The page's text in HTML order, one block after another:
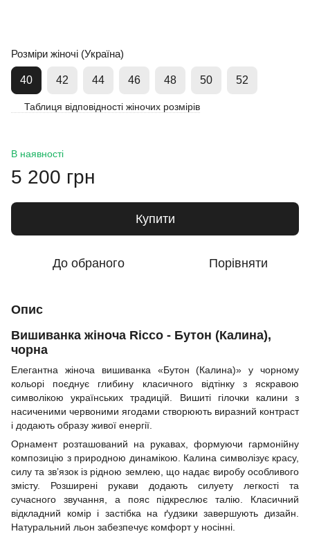
Розміри жіночі (Україна)
40 42 44 46 48 50 52
Таблиця відповідності жіночих розмірів
В наявності
5 200 грн
Купити
До обраного Порівняти
Опис
Вишиванка жіноча Ricco - Бутон (Калина),
чорна
Елегантна жіноча вишиванка «Бутон (Калина)» у чорному
кольорі поєднує глибину класичного відтінку з яскравою
символікою українських традицій. Вишиті гілочки калини з
насиченими червоними ягодами створюють виразний контраст
і додають образу живої енергії.
Орнамент розташований на рукавах, формуючи гармонійну
композицію з природною динамікою. Калина символізує красу,
силу та зв’язок із рідною землею, що надає виробу особливого
змісту. Розширені рукави додають силуету легкості та
сучасного звучання, а пояс підкреслює талію. Класичний
відкладний комір і застібка на ґудзики завершують дизайн.
Натуральний льон забезпечує комфорт у носінні.